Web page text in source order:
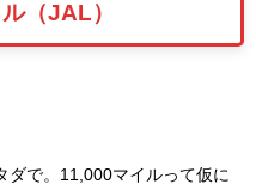
（JAL）
ダで。11,000マイルって仮に